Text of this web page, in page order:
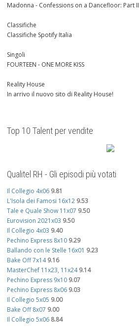
Madonna - Confessions on a Dancefloor: Part II
Classifiche
Classifiche Spotify Italia
Singoli
FOURTEEN - ONE MORE KISS
Reality House
In arrivo il nuovo sito di Reality House!
Top 10 Talent per vendite
Qualitel RH - Gli episodi più votati
Il Collegio 4x06 9.81
L'Isola dei Famosi 16x12 9.53
Tale e Quale Show 11x07 9.50
Eurovision 2021x03 9.50
Il Collegio 4x03 9.40
Pechino Express 8x10 9.29
Ballando con le Stelle 16x01 9.23
Bake Off 7x14 9.16
MasterChef 11x23, 11x24 9.14
Pechino Express 9x10 9.07
Pechino Express 8x06 9.03
Il Collegio 5x05 9.00
Bake Off 8x07 9.00
Il Collegio 5x06 8.84